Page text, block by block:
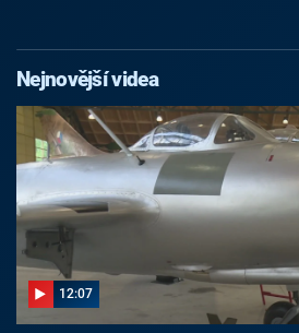
Nejnovější videa
12:07